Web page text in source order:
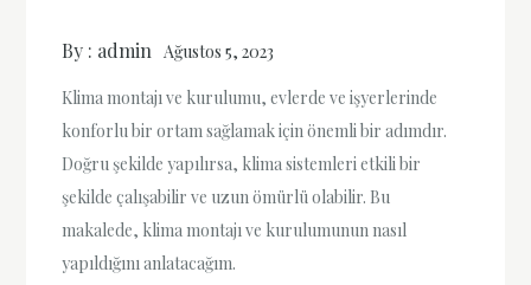
By : admin Ağustos 5, 2023
Klima montajı ve kurulumu, evlerde ve işyerlerinde
konforlu bir ortam sağlamak için önemli bir adımdır.
Doğru şekilde yapılırsa, klima sistemleri etkili bir
şekilde çalışabilir ve uzun ömürlü olabilir. Bu
makalede, klima montajı ve kurulumunun nasıl
yapıldığını anlatacağım.